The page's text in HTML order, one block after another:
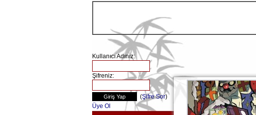
Kullanıcı Adınız:
Şifreniz:
(Şifre Sor)
Üye Ol